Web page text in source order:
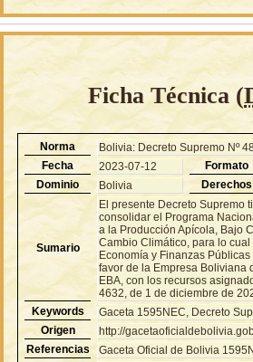
Ficha Técnica (
Norma
Bolivia: Decreto Supremo Nº
Fecha
2023-07-12 Formato
Dominio
Bolivia Derechos
Sumario
El presente Decreto Supremo
consolidar el Programa
a la Producción Apícola, Bajo
Cambio Climático, para lo
Economía y Finanzas
favor de la Empresa Boliviana
EBA, con los recursos
4632, de 1 de diciembre de
Keywords
Gaceta 1595NEC, Decreto
Origen
http://
Referencias
Gaceta Oficial de Bolivia